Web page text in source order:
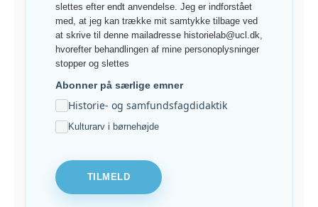
slettes efter endt anvendelse. Jeg er indforstået
med, at jeg kan trække mit samtykke tilbage ved
at skrive til denne mailadresse historielab@ucl.dk,
hvorefter behandlingen af mine personoplysninger
stopper og slettes
Abonner på særlige emner
Historie- og samfundsfagdidaktik
Kulturarv i børnehøjde
TILMELD